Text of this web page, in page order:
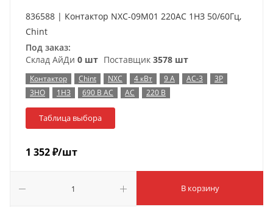
836588 | Контактор NXC-09M01 220AC 1НЗ 50/60Гц,
Chint
Под заказ:
Склад АйДи 0 шт Поставщик 3578 шт
Контактор Chint NXC 4 кВт 9 А AC-3
3P
3НО
1НЗ 690 В AC AC 220 В
Таблица выбора
1 352₽/шт
В корзину